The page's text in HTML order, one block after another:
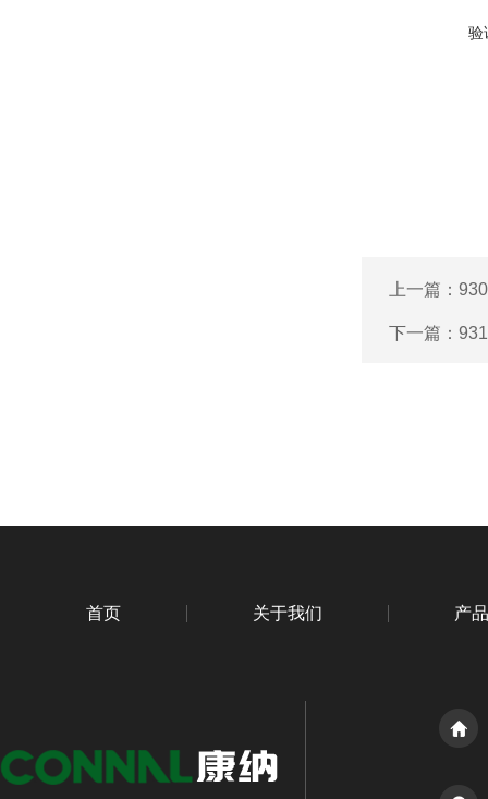
验
上一篇：
下一篇：
首页 关于我们 产